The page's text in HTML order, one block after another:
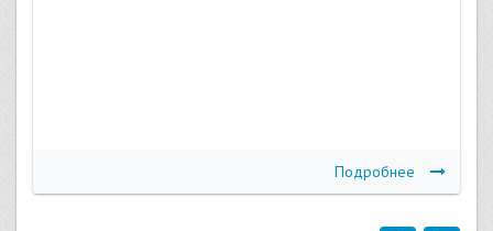
Подробнее